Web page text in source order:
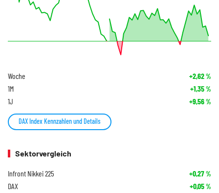
Woche +2,62%
1M +1,35%
1J +9,56%
DAX Index Kennzahlen und Details
Sektorvergleich
Infront Nikkei 225 +0,27%
DAX +0,05%